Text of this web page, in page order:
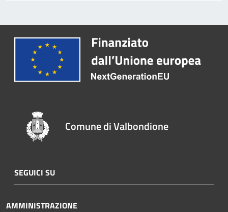
Comune di Valbondione
SEGUICI SU
AMMINISTRAZIONE